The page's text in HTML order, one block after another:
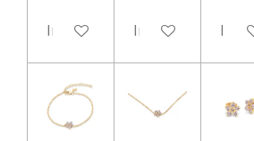
In winkelwagenIn winkelwagenIn